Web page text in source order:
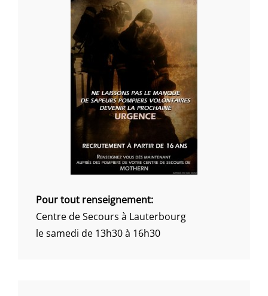
Pour tout renseignement:
Centre de Secours à Lauterbourg
le samedi de 13h30 à 16h30